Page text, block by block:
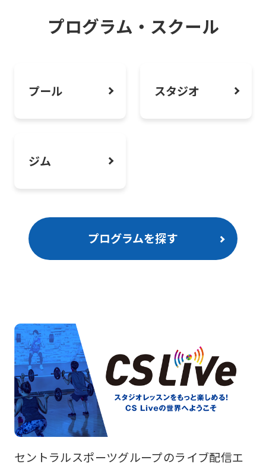
楽しもう！
深夜・早朝に利用できるミッドナイトモ
ーニング会員のおすすめ
プログラム・スクール
プール スタジオ
ジム
プログラムを探す
セントラルスポーツグループのライブ配信エ